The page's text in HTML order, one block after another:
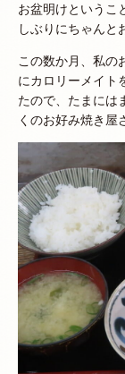
お盆明けというこ
しぶりにちゃんと
この数か月、私の
にカロリーメイト
たので、たまには
くのお好み焼き屋